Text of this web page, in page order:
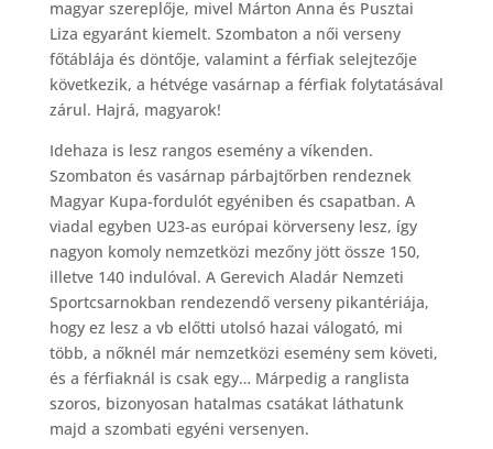
magyar szereplője, mivel Márton Anna és Pusztai
Liza egyaránt kiemelt. Szombaton a női verseny
főtáblája és döntője, valamint a férfiak selejtezője
következik, a hétvége vasárnap a férfiak folytatásával
zárul. Hajrá, magyarok!
Idehaza is lesz rangos esemény a víkenden.
Szombaton és vasárnap párbajtőrben rendeznek
Magyar Kupa-fordulót egyéniben és csapatban. A
viadal egyben U23-as európai körverseny lesz, így
nagyon komoly nemzetközi mezőny jött össze 150,
illetve 140 indulóval. A Gerevich Aladár Nemzeti
Sportcsarnokban rendezendő verseny pikantériája,
hogy ez lesz a vb előtti utolsó hazai válogató, mi
több, a nőknél már nemzetközi esemény sem követi,
és a férfiaknál is csak egy… Márpedig a ranglista
szoros, bizonyosan hatalmas csatákat láthatunk
majd a szombati egyéni versenyen.